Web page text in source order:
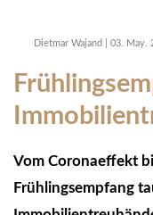
Dietmar Wajand 03. May.
Vom Coronaeffekt
Frühlingsempfang